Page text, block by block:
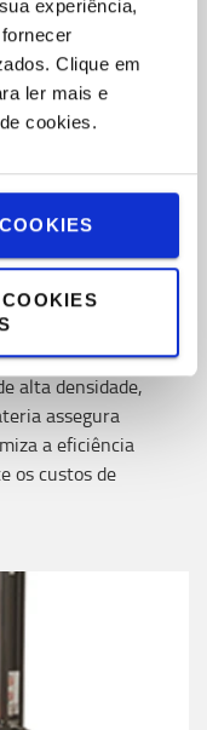
experiência,
Clique em
ler mais e
cookies.
alta densidade,
assegura
a eficiência
os custos de